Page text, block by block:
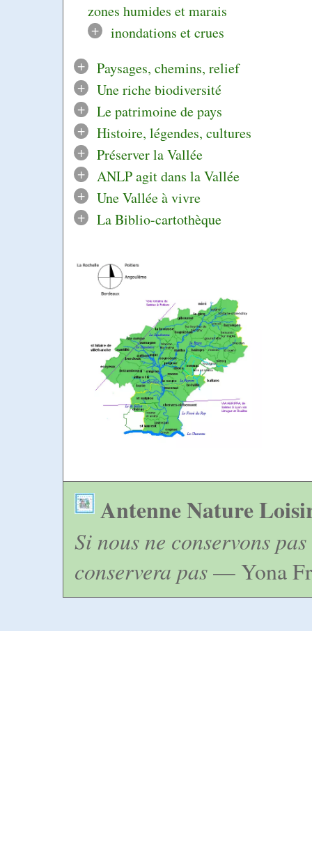
zones humides et marais
+
inondations et crues
+
Paysages, chemins, relief
+
Une riche biodiversité
+
Le patrimoine de pays
+
Histoire, légendes, cultures
+
Préserver la Vallée
+
ANLP agit dans la Vallée
+
Une Vallée à vivre
+
La Biblio-cartothèque
Antenne Nature
Si nous ne conservons
conservera pas— Yona